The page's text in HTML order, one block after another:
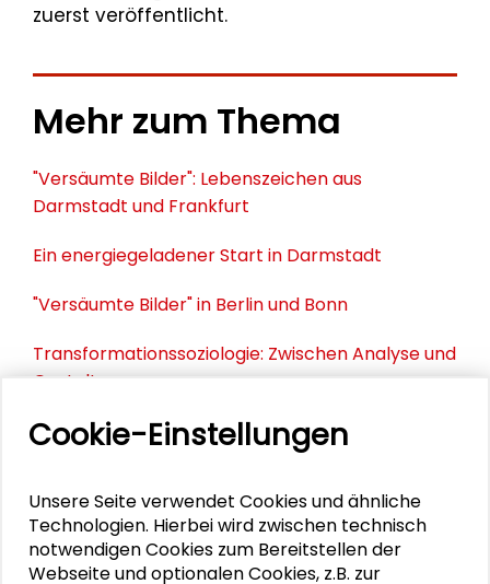
zuerst veröffentlicht.
Mehr zum Thema
"Versäumte Bilder": Lebenszeichen aus
Darmstadt und Frankfurt
Ein energiegeladener Start in Darmstadt
"Versäumte Bilder" in Berlin und Bonn
Transformationssoziologie: Zwischen Analyse und
Gestaltung
Die Stadt im Wandel weiterdenken
PERSONEN IM KONTEXT
Cookie-Einstellungen
Unsere Seite verwendet Cookies und ähnliche
Technologien. Hierbei wird zwischen technisch
notwendigen Cookies zum Bereitstellen der
Webseite und optionalen Cookies, z.B. zur